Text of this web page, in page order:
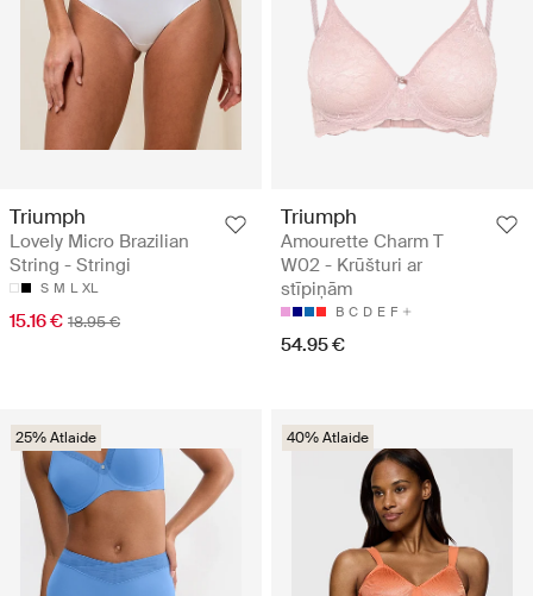
Triumph
Lovely Micro Brazilian
String - Stringi
S M L XL
15.16 € 18.95 €
Triumph
Amourette Charm T
W02 - Krūšturi ar
stīpiņām
B C D E F
54.95 €
25% Atlaide 40% Atlaide